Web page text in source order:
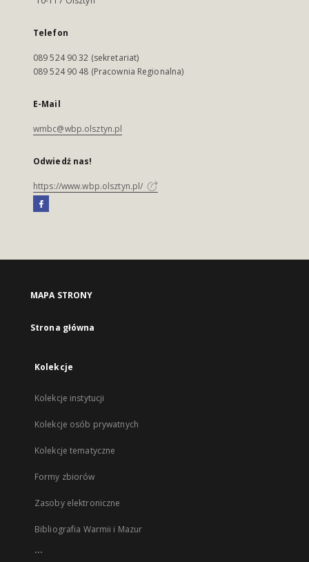
Telefon
089 524 90 32 (sekretariat)
089 524 90 48 (Pracownia Regionalna)
E-Mail
wmbc@wbp.olsztyn.pl
Odwiedź nas!
https://www.wbp.olsztyn.pl/
MAPA STRONY
Strona główna
Kolekcje
Kolekcje instytucji
Kolekcje osób prywatnych
Kolekcje tematyczne
Formy zbiorów
Zasoby elektroniczne
Bibliografia Warmii i Mazur
...